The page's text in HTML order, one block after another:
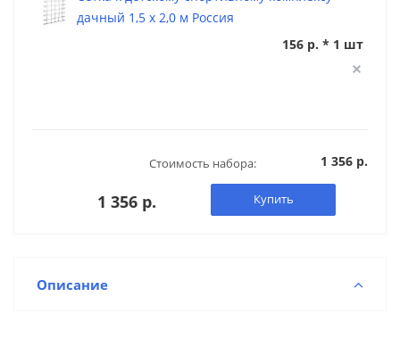
дачный 1,5 х 2,0 м Россия
156 р. * 1 шт
Стоимость набора: 1 356 р.
1 356 р. Купить
Описание